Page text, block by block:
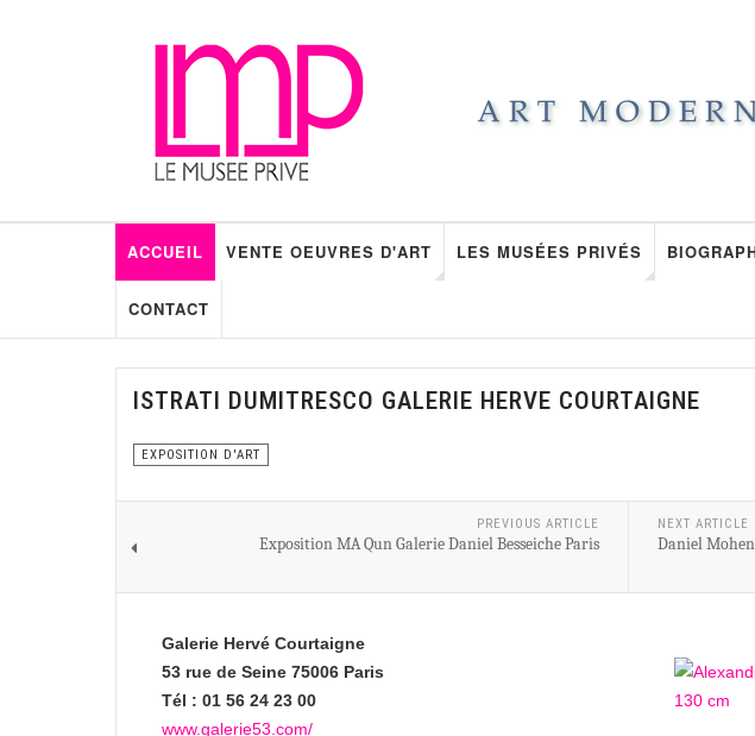
ACCUEIL VENTE OEUVRES D'ART LES MUSÉES PRIVÉS
CONTACT
ISTRATI DUMITRESCO GALERIE HERVE COURTAIGNE
EXPOSITION D'ART
PREVIOUS ARTICLE
Exposition MA Qun Galerie Daniel Besseiche Paris
NEXT ARTICLE
Daniel
Galerie Hervé Courtaigne
53 rue de Seine 75006 Paris
Tél : 01 56 24 23 00
www.galerie53.com/